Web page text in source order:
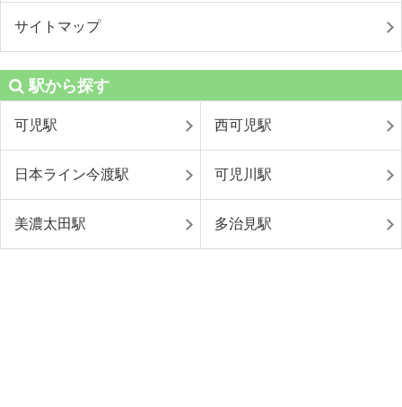
サイトマップ
駅から探す
可児駅 西可児駅
日本ライン今渡駅 可児川駅
美濃太田駅 多治見駅